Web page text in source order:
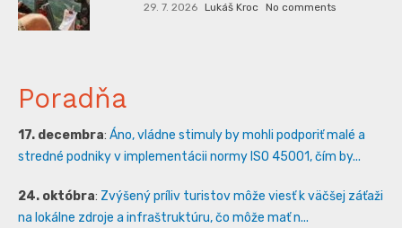
29. 7. 2026 Lukáš Kroc No comments
Poradňa
17. decembra: Áno, vládne stimuly by mohli podporiť malé a
stredné podniky v implementácii normy ISO 45001, čím by...
24. októbra: Zvýšený príliv turistov môže viesť k väčšej záťaži
na lokálne zdroje a infraštruktúru, čo môže mať n...